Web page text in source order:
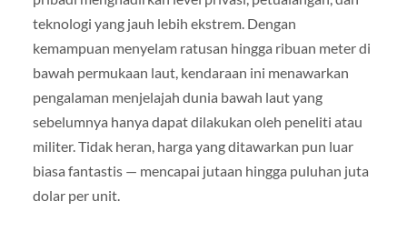
teknologi yang jauh lebih ekstrem. Dengan
kemampuan menyelam ratusan hingga ribuan meter di
bawah permukaan laut, kendaraan ini menawarkan
pengalaman menjelajah dunia bawah laut yang
sebelumnya hanya dapat dilakukan oleh peneliti atau
militer. Tidak heran, harga yang ditawarkan pun luar
biasa fantastis — mencapai jutaan hingga puluhan juta
dolar per unit.